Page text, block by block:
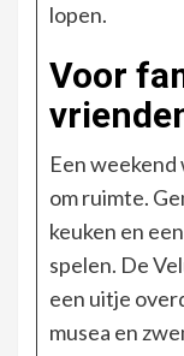
lopen.
Voor
Een
om ruimte.
keuken en
spelen. De
een uitje
musea en